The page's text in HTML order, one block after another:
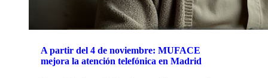
A partir del 4 de noviembre: MUFACE
mejora la atención telefónica en Madrid